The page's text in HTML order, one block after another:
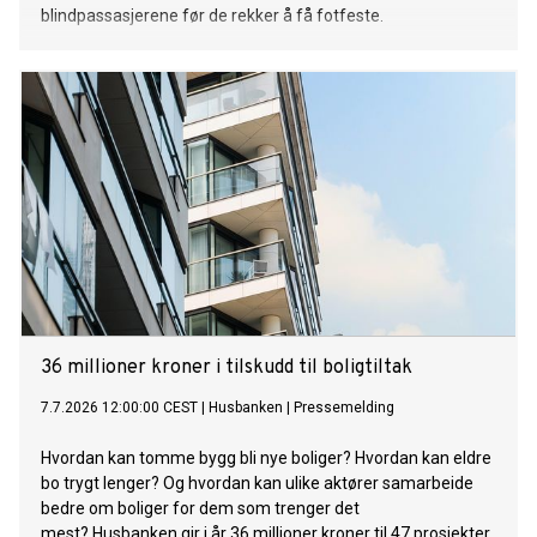
blindpassasjerene før de rekker å få fotfeste.
36 millioner kroner i tilskudd til boligtiltak
7.7.2026 12:00:00 CEST Husbanken Pressemelding
Hvordan kan tomme bygg bli nye boliger? Hvordan kan eldre
bo trygt lenger? Og hvordan kan ulike aktører samarbeide
bedre om boliger for dem som trenger det